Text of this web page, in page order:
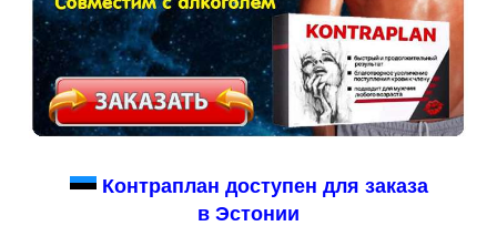
Контраплан доступен для заказа
в Эстонии